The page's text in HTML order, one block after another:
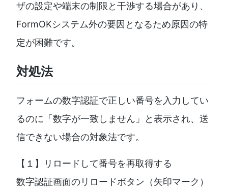
ザの設定や端末の制限と干渉する場合があり、
FormOKシステム外の要因となるため原因の特
定が困難です。
対処法
フォームの数字認証で正しい番号を入力してい
るのに「数字が一致しません」と表示され、送
信できない場合の対象法です。
【１】リロードして番号を再取得する
数字認証画面のリロードボタン（矢印マーク）